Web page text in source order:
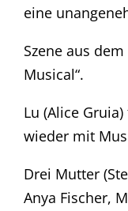
eine
Szene aus
Musical“.
Lu (Alice
wieder mit
Drei Mutter
Anya Fischer,